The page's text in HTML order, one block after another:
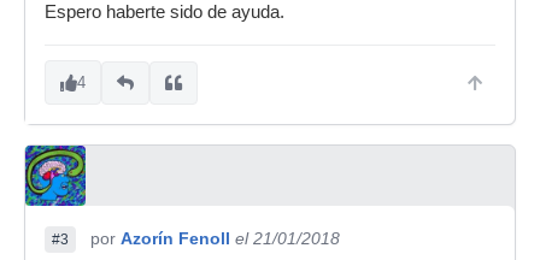
Espero haberte sido de ayuda.
4
#3 por Azorín Fenoll el 21/01/2018